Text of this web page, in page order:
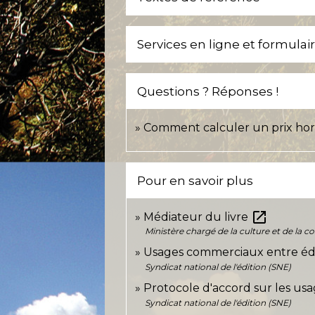
Services en ligne et
Questions ? Réponses !
Comment calculer un prix
Pour en savoir plus
Médiateur du livre open_in_new
Ministère chargé de la culture et de la
Usages commerciaux entre
Syndicat national de l'édition (SNE)
Protocole d'accord sur les
Syndicat national de l'édition (SNE)